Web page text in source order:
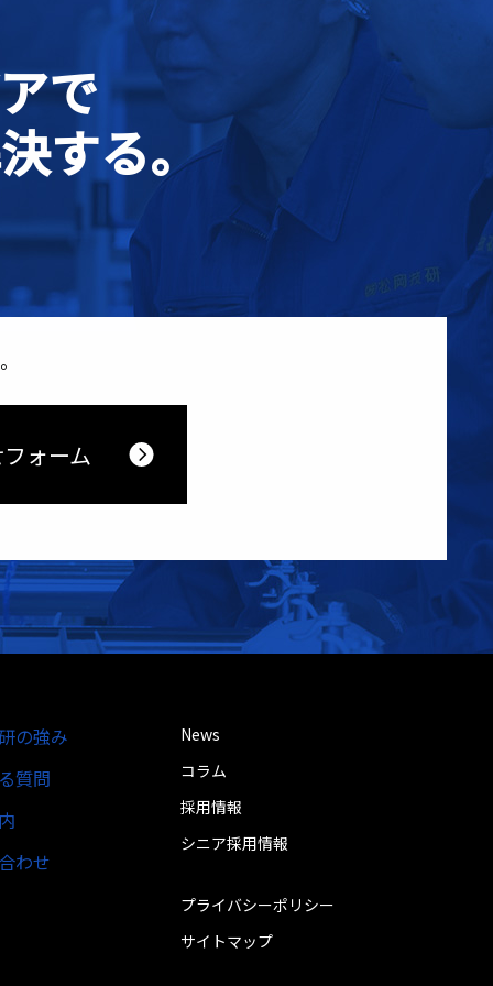
で
する。
ォーム
の強み
質問
わせ
News
コラム
採用情報
シニア採用情報
プライバシーポリシー
サイトマップ